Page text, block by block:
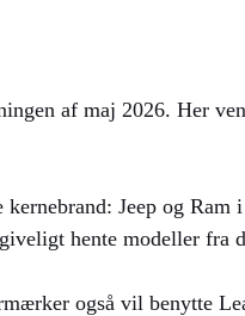
af maj 2026. Her
Jeep og
hente modeller fra
også vil benytte